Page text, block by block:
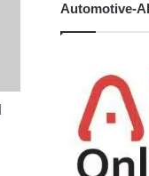
Automotive-